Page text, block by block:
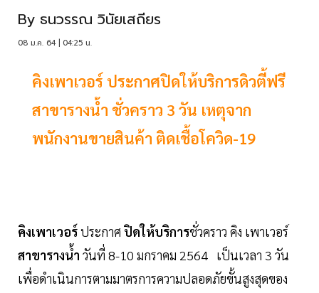
By ธนวรรณ วินัยเสถียร
08 ม.ค. 64 | 04:25 น.
คิงเพาเวอร์ ประกาศปิดให้บริการดิวตี้ฟรี
สาขารางน้ำ ชั่วคราว 3 วัน เหตุจาก
พนักงานขายสินค้า ติดเชื้อโควิด-19
คิงเพาเวอร์ประกาศ ปิดให้บริการชั่วคราว คิง เพาเวอร์
สาขารางน้ำ วันที่ 8-10 มกราคม 2564 เป็นเวลา 3 วัน
เพื่อดำเนินการตามมาตรการความปลอดภัยขั้นสูงสุดของ